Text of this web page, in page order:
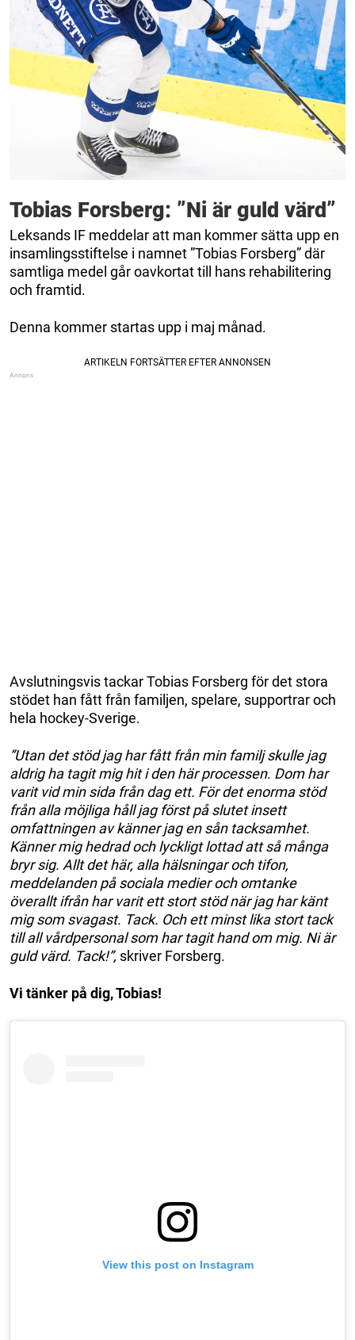
Tobias Forsberg: ”Ni är guld värd”
Leksands IF meddelar att man kommer sätta upp en
insamlingsstiftelse i namnet ”Tobias Forsberg” där
samtliga medel går oavkortat till hans rehabilitering
och framtid.
Denna kommer startas upp i maj månad.
Avslutningsvis tackar Tobias Forsberg för det stora
stödet han fått från familjen, spelare, supportrar och
hela hockey-Sverige.
”Utan det stöd jag har fått från min familj skulle jag
aldrig ha tagit mig hit i den här processen. Dom har
varit vid min sida från dag ett. För det enorma stöd
från alla möjliga håll jag först på slutet insett
omfattningen av känner jag en sån tacksamhet.
Känner mig hedrad och lyckligt lottad att så många
bryr sig. Allt det här, alla hälsningar och tifon,
meddelanden på sociala medier och omtanke
överallt ifrån har varit ett stort stöd när jag har känt
mig som svagast. Tack. Och ett minst lika stort tack
till all vårdpersonal som har tagit hand om mig. Ni är
guld värd. Tack!”, skriver Forsberg.
Vi tänker på dig, Tobias!
View this post on Instagram